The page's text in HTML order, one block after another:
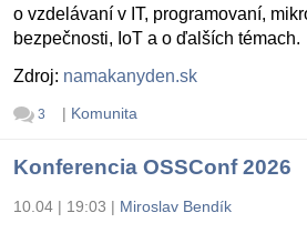
o vzdelávaní v IT, programovaní,
bezpečnosti, IoT a o ďalších témach.
Zdroj: namakanyden.sk
3 | Komunita
Konferencia OSSConf 2026
10.04 | 19:03 | Miroslav Bendík